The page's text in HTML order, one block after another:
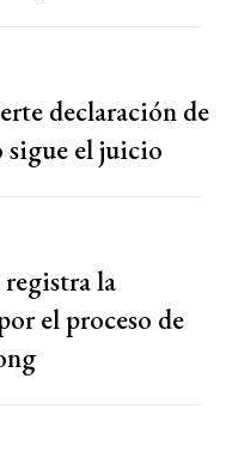
declaración de
sigue el juicio
la
el proceso de